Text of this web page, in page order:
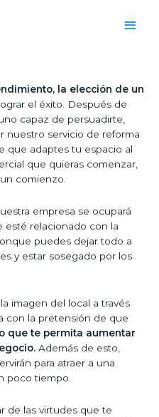
la elección de un
el éxito. Después de
capaz de persuadirte,
nuestro servicio de reforma
que adaptes tu espacio al
que quieras comenzar,
comienzo.
empresa se ocupará
relacionado con la
puedes dejar todo a
y estar sosegado por los
imagen del local a través
con la pretensión de que
que te permita aumentar
Además de esto,
para atraer a una
poco tiempo.
de las virtudes que te